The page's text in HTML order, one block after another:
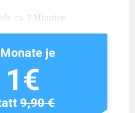
ca. 2 Minuten
je
1€
9,90 €